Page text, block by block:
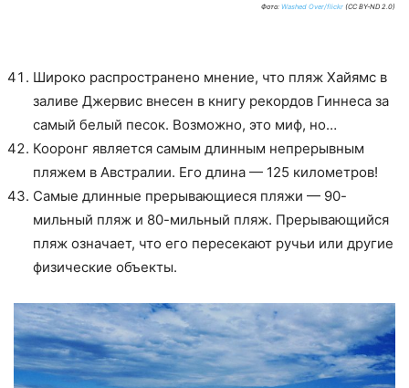
Фото: Washed Over/flickr (CC BY-ND 2.0)
Широко распространено мнение, что пляж Хайямс в
заливе Джервис внесен в книгу рекордов Гиннеса за
самый белый песок. Возможно, это миф, но…
Кооронг является самым длинным непрерывным
пляжем в Австралии. Его длина — 125 километров!
Самые длинные прерывающиеся пляжи — 90-
мильный пляж и 80-мильный пляж. Прерывающийся
пляж означает, что его пересекают ручьи или другие
физические объекты.